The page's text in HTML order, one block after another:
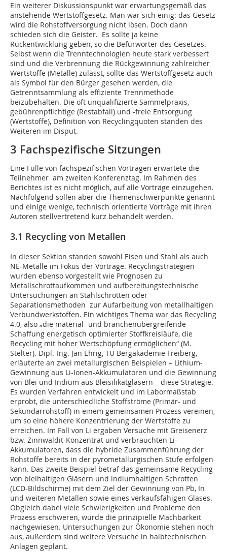
Ein weiterer Diskussionspunkt war erwartungsgemäß das
anstehende Wertstoffgesetz. Man war sich einig: das Gesetz
wird die Rohstoffversorgung nicht lösen. Doch dann
schieden sich die Geister. Es sollte ja keine
Rückentwicklung geben, so die Befürworter des Gesetzes.
Selbst wenn die Trenntechnologien heute stark verbessert
sind und die Verbrennung die Rückgewinnung zahlreicher
Wertstoffe (Metalle) zulässt, sollte das Wertstoffgesetz auch
als Symbol für den Bürger gesehen werden, die
Getrenntsammlung als effiziente Trennmethode
beizubehalten. Die oft unqualifizierte Sammelpraxis,
gebührenpflichtige (Restabfall) und -freie Entsorgung
(Wertstoffe), Definition von Recyclingquoten standen des
Weiteren im Disput.
3 Fachspezifische Sitzungen
Eine Fülle von fachspezifischen Vorträgen erwartete die
Teilnehmer am zweiten Konferenztag. Im Rahmen des
Berichtes ist es nicht möglich, auf alle Vorträge einzugehen.
Nachfolgend sollen aber die Themenschwerpunkte genannt
und einige wenige, technisch orientierte Vorträge mit ihren
Autoren stellvertretend kurz behandelt werden.
3.1 Recycling von Metallen
In dieser Sektion standen sowohl Eisen und Stahl als auch
NE-Metalle im Fokus der Vorträge. Recyclingstrategien
wurden ebenso vorgestellt wie Prognosen zu
Metallschrottaufkommen und aufbereitungstechnische
Untersuchungen an Stahlschrotten oder
Separationsmethoden zur Aufarbeitung von metallhaltigen
Verbundwerkstoffen. Ein wichtiges Thema war das Recycling
4.0, also „die material- und branchenübergreifende
Schaffung energetisch optimierter Stoffkreisläufe, die
Recycling mit hoher Wertschöpfung ermöglichen“ (M.
Stelter). Dipl.-Ing. Jan Ehrig, TU Bergakademie Freiberg,
erläuterte an zwei metallurgischen Beispielen – Lithium-
Gewinnung aus Li-Ionen-Akkumulatoren und die Gewinnung
von Blei und Indium aus Bleisilikatgläsern – diese Strategie.
Es wurden Verfahren entwickelt und im Labormaßstab
erprobt, die unterschiedliche Stoffströme (Primär- und
Sekundärrohstoff) in einem gemeinsamen Prozess vereinen,
um so eine höhere Konzentrierung der Wertstoffe zu
erreichen. Im Fall von Li ergaben Versuche mit Greisenerz
bzw. Zinnwaldit-Konzentrat und verbrauchten Li-
Akkumulatoren, dass die hybride Zusammenführung der
Rohstoffe bereits in der pyrometallurgischen Stufe erfolgen
kann. Das zweite Beispiel betraf das gemeinsame Recycling
von bleihaltigen Gläsern und indiumhaltigen Schrotten
(LCD-Bildschirme) mit dem Ziel der Gewinnung von Pb, In
und weiteren Metallen sowie eines verkaufsfähigen Glases.
Obgleich dabei viele Schwierigkeiten und Probleme den
Prozess erschweren, wurde die prinzipielle Machbarkeit
nachgewiesen. Untersuchungen zur Ökonomie stehen noch
aus, außerdem sind weitere Versuche in halbtechnischen
Anlagen geplant.